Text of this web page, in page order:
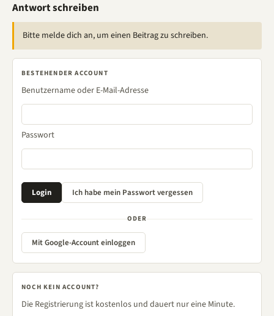
Antwort schreiben
Bitte melde dich an, um einen Beitrag zu schreiben.
BESTEHENDER ACCOUNT
Benutzername oder E-Mail-Adresse
Passwort
ODER
Mit Google-Account einloggen
NOCH KEIN ACCOUNT?
Die Registrierung ist kostenlos und dauert nur eine Minute.